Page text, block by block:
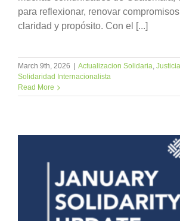
para reflexionar, renovar
claridad y propósito. Con el [...]
March 9th, 2026 Actualizacion Solidaria,
Solidaridad Internacionalista
Read More